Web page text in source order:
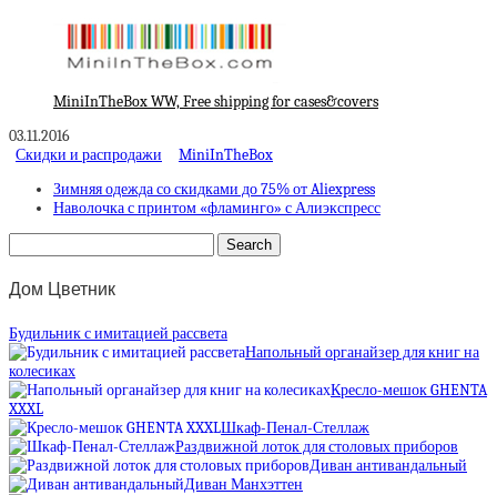
MiniInTheBox WW, Free shipping for cases&covers
03.11.2016
Скидки и распродажи
MiniInTheBox
Зимняя одежда со скидками до 75% от Aliexpress
Наволочка с принтом «фламинго» с Алиэкспресс
Дом Цветник
Будильник с имитацией рассвета
Напольный органайзер для книг на
колесиках
Кресло-мешок GHENTA
XXXL
Шкаф-Пенал-Стеллаж
Раздвижной лоток для столовых приборов
Диван антивандальный
Диван Манхэттен